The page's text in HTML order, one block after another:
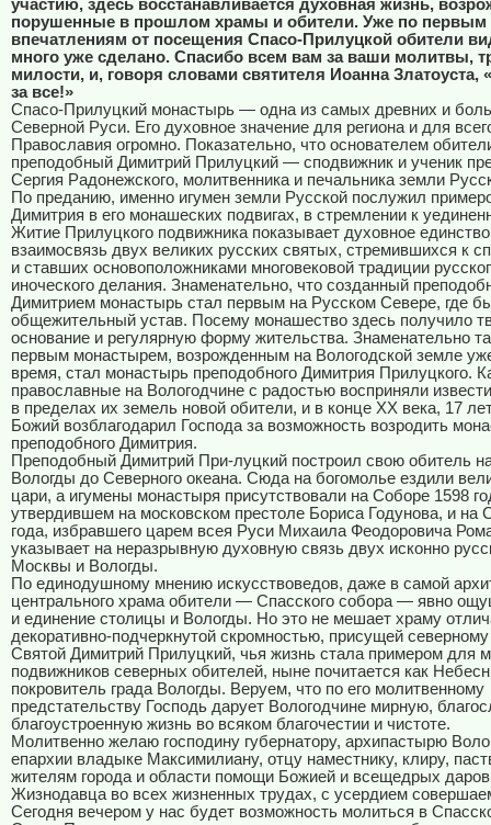
участию, здесь восстанавливается духовная жизнь,
порушенные в прошлом храмы и обители. Уже по первым
впечатлениям от посещения Спасо-Прилуцкой обители
много уже сделано. Спасибо всем вам за ваши молитвы,
милости, и, говоря словами святителя Иоанна Златоуста,
за все!»
Спасо-Прилуцкий монастырь — одна из самых древних и
Северной Руси. Его духовное значение для региона и для
Православия огромно. Показательно, что основателем
преподобный Димитрий Прилуцкий — сподвижник и ученик
Сергия Радонежского, молитвенника и печальника земли
По преданию, именно игумен земли Русской послужил
Димитрия в его монашеских подвигах, в стремлении к
Житие Прилуцкого подвижника показывает духовное
взаимосвязь двух великих русских святых, стремившихся к
и ставших основоположниками многовековой традиции
иноческого делания. Знаменательно, что созданный
Димитрием монастырь стал первым на Русском Севере, где
общежительный устав. Посему монашество здесь получило
основание и регулярную форму жительства. Знаменательно
первым монастырем, возрожденным на Вологодской земле
время, стал монастырь преподобного Димитрия Прилуцкого.
православные на Вологодчине с радостью восприняли
в пределах их земель новой обители, и в конце XX века, 17
Божий возблагодарил Господа за возможность возродить
преподобного Димитрия.
Преподобный Димитрий При-луцкий построил свою обитель
Вологды до Северного океана. Сюда на богомолье ездили
цари, а игумены монастыря присутствовали на Соборе 1598
утвердившем на московском престоле Бориса Годунова, и на
года, избравшего царем всея Руси Михаила Феодоровича
указывает на неразрывную духовную связь двух исконно
Москвы и Вологды.
По единодушному мнению искусствоведов, даже в самой
центрального храма обители — Спасского собора — явно
и единение столицы и Вологды. Но это не мешает храму
декоративно-подчеркнутой скромностью, присущей северному
Святой Димитрий Прилуцкий, чья жизнь стала примером для
подвижников северных обителей, ныне почитается как
покровитель града Вологды. Веруем, что по его молитвенному
предстательству Господь дарует Вологодчине мирную,
благоустроенную жизнь во всяком благочестии и чистоте.
Молитвенно желаю господину губернатору, архипастырю
епархии владыке Максимилиану, отцу наместнику, клиру,
жителям города и области помощи Божией и всещедрых даров
Жизнодавца во всех жизненных трудах, с усердием
Сегодня вечером у нас будет возможность молиться в